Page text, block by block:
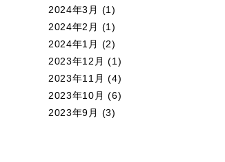
2024年3月 (1)
2024年2月 (1)
2024年1月 (2)
2023年12月 (1)
2023年11月 (4)
2023年10月 (6)
2023年9月 (3)